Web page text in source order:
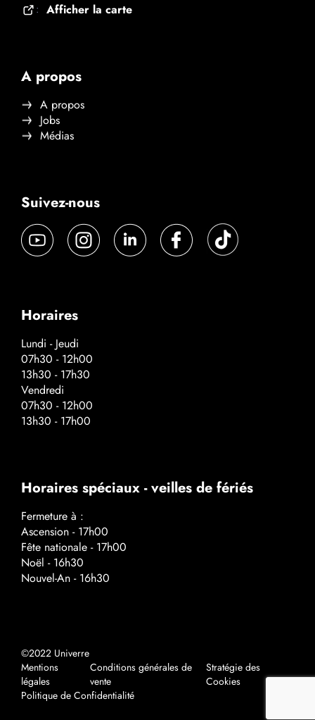
: Afficher la carte
A propos
A propos
Jobs
Médias
Suivez-nous
Horaires
Lundi - Jeudi
07h30 - 12h00
13h30 - 17h30
Vendredi
07h30 - 12h00
13h30 - 17h00
Horaires spéciaux - veilles de fériés
Fermeture à :
Ascension - 17h00
Fête nationale - 17h00
Noël - 16h30
Nouvel-An - 16h30
©2022 Univerre
Mentions
légales
Conditions générales de
vente
Stratégie des
Cookies
Politique de Confidentialité